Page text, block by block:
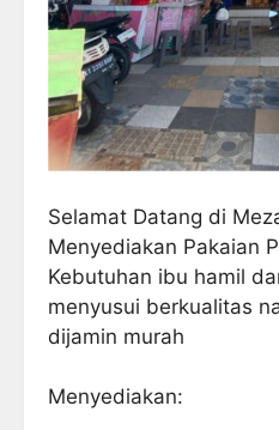
Selamat Datang di
Menyediakan Pakaian
Kebutuhan ibu hamil
menyusui berkualitas
dijamin murah
Menyediakan: